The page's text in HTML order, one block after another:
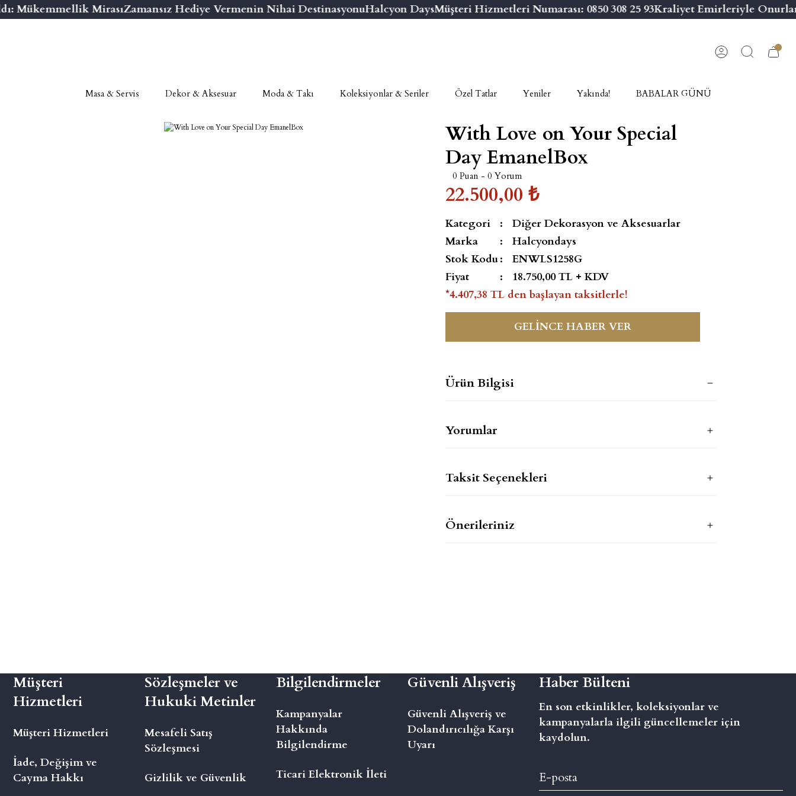
Mükemmellik MirasıZamansız Hediye Vermenin Nihai DestinasyonuHalcyon DaysMüşteri Hizmetleri Numarası: 0850 308 25 93 Kraliyet Emirleriyle
Masa & Servis Dekor & Aksesuar Moda & Takı Koleksiyonlar & Seriler Özel Tatlar Yeniler Yakında! BABALAR GÜNÜ
With Love on Your Special
Day EmanelBox
0 Puan - 0 Yorum
22.500,00 ₺
Kategori
Diğer Dekorasyon ve Aksesuarlar
Marka
Halcyondays
Stok Kodu
ENWLS1258G
Fiyat
18.750,00 TL + KDV
*4.407,38 TL den başlayan taksitlerle!
GELİNCE HABER VER
Ürün Bilgisi
Yorumlar
Taksit Seçenekleri
Önerileriniz
Müşteri
Hizmetleri
Müşteri Hizmetleri
İade, Değişim ve
Cayma Hakkı
Sözleşmeler ve
Hukuki Metinler
Mesafeli Satış
Sözleşmesi
Gizlilik ve Güvenlik
Bilgilendirmeler
Kampanyalar
Hakkında
Bilgilendirme
Ticari Elektronik İleti
Güvenli Alışveriş
Güvenli Alışveriş ve
Dolandırıcılığa Karşı
Uyarı
Haber Bülteni
En son etkinlikler, koleksiyonlar ve
kampanyalarla ilgili güncellemeler için
kaydolun.